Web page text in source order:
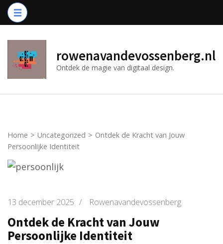
Ga
naar
(druk
Enter)
rowenavandevossenberg.nl
Ontdek de magie van digitaal design.
Home > Uncategorized > Ontdek de Kracht van Jouw
Persoonlijke Identiteit
13 december 2025 / Rowenavandevossenberg
Ontdek de Kracht van Jouw
Persoonlijke Identiteit